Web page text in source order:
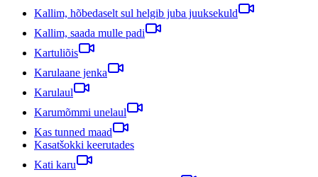
Kallim, hõbedaselt sul helgib juba juuksekuld
Kallim, saada mulle padi
Kartuliõis
Karulaane jenka
Karulaul
Karumõmmi unelaul
Kas tunned maad
Kasatšokki keerutades
Kati karu